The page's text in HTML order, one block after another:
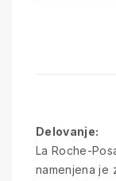
Delovanje:
La Roche-
namenjena je